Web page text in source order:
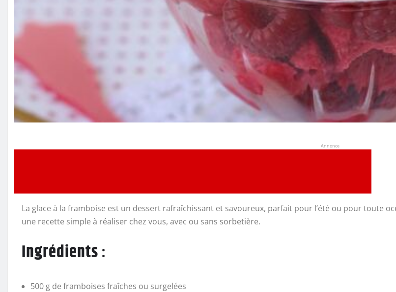
Annonce
La glace à la framboise est un dessert rafraîchissant et savoureux, parfait pour l’été ou pour toute
une recette simple à réaliser chez vous, avec ou sans sorbetière.
Ingrédients:
500 g de framboises fraîches ou surgelées